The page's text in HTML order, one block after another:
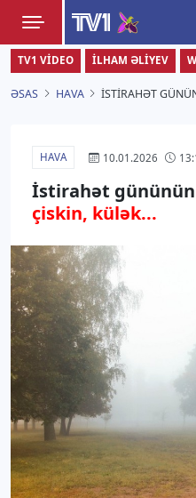
TV1
Zamanı
TV1 VIDEO İLHAM ƏLIYEV
ƏSAS HAVA İSTIRAHƏT
HAVA 10.01.2026
İstirahət gününün
çiskin, külək...